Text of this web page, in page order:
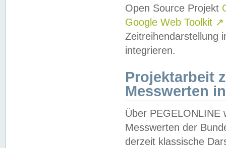
Open Source Projekt
Google Web Toolkit ↗
Zeitreihendarstellung
integrieren.
Projektarbeit
Messwerten
Über PEGELONLINE
Messwerten der
derzeit klassische